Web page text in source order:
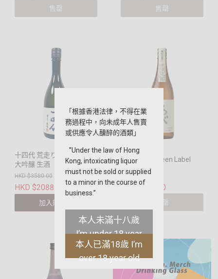
售罄 售罄
十四代 荒走り 上諸白 純米
大吟釀 生酒
HKD $3580.00
HKD $2088.00
加入購物車
あべ(阿部) Green Label
HKD $458.00
HKD $398.00
售罄
「根據香港法律，不得在業
務過程中，向未成年人售賣
或供應令人醺醉的酒類」
”Under the law of Hong
Kong, intoxicating liquor
must not be sold or supplied
to a minor in the course of
business.”
本人未滿十八歲
I’m under 18 year
old
本人已滿18歲 I’m
over 18 year old